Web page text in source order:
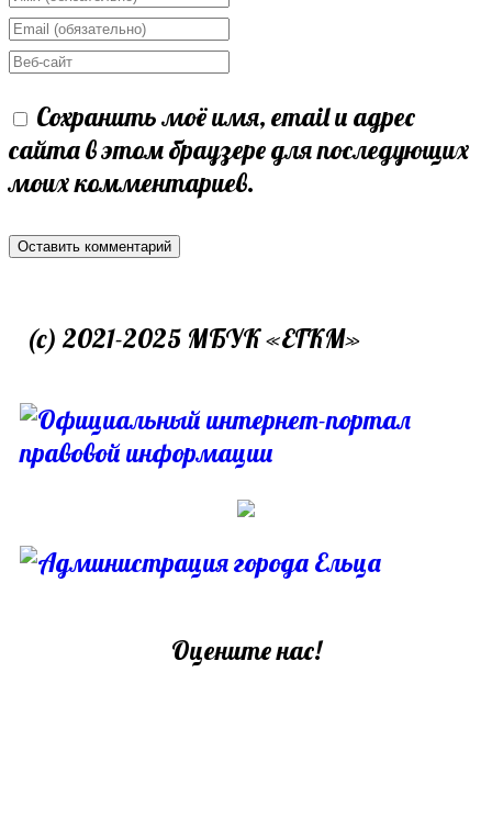
Сохранить моё имя, email и адрес
сайта в этом браузере для последующих
моих комментариев.
(c) 2021-2025 МБУК «ЕГКМ»
Оцените нас!